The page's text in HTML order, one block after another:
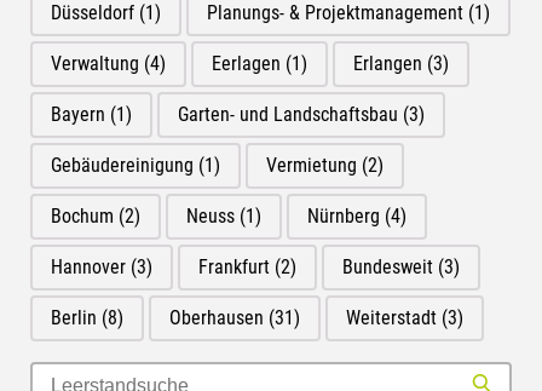
Düsseldorf (1) Planungs- & Projektmanagement (1)
Verwaltung (4) Eerlagen (1) Erlangen (3)
Bayern (1) Garten- und Landschaftsbau (3)
Gebäudereinigung (1) Vermietung (2)
Bochum (2) Neuss (1) Nürnberg (4)
Hannover (3) Frankfurt (2) Bundesweit (3)
Berlin (8) Oberhausen (31) Weiterstadt (3)